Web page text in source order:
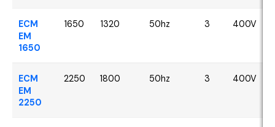
ECM
EM
1650
1650 1320 50hz 3 400V
ECM
EM
2250
2250 1800 50hz 3 400V